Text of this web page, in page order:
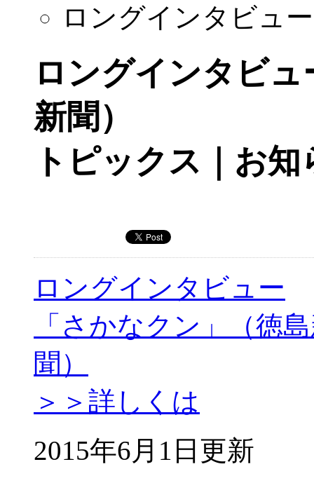
ロングインタビュ
ロングインタビ
新聞）
トピックス｜お知
ロングインタビュー
「さかなクン」（徳
聞）
＞＞詳しくは
2015年6月1日更新